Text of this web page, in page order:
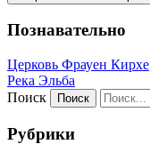
Познавательно
Церковь Фрауен Кирхе
Река Эльба
Поиск
Рубрики